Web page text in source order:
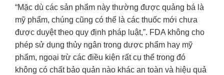
“Mặc dù các sản phẩm này thường được quảng bá là
mỹ phẩm, chúng cũng có thể là các thuốc mới chưa
được duyệt theo quy định pháp luật,”. FDA không cho
phép sử dụng thủy ngân trong dược phẩm hay mỹ
phẩm, ngoại trừ các điều kiện rất cụ thể trong đó
không có chất bảo quản nào khác an toàn và hiệu quả